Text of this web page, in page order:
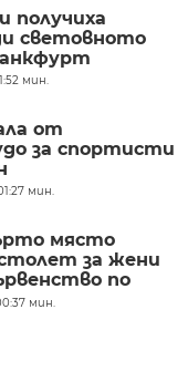
получиха
световното
мин.
от
за спортисти
мин.
място
за жени
по
г=
мин.